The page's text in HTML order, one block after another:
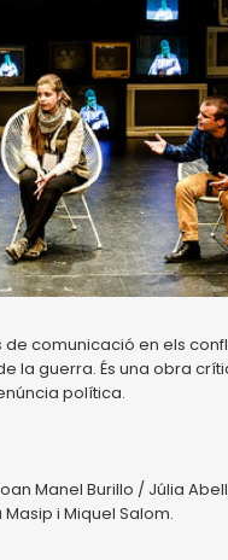
comunicació en els
la guerra. És una obra
política.
Manel Burillo / Júlia
i Miquel Salom.